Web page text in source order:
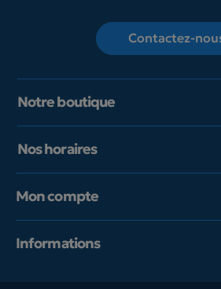
Contactez-
Notre boutique
Nos horaires
Mon compte
Informations